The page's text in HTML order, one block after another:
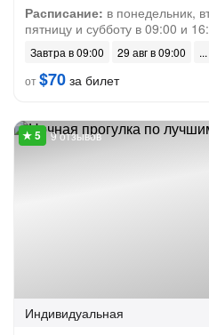
Расписание: в понедельник,
пятницу и субботу в 09:00 и
Завтра в 09:00
29 авг в 09:00
от$70 за билет
9 отзывов
Индивидуальная